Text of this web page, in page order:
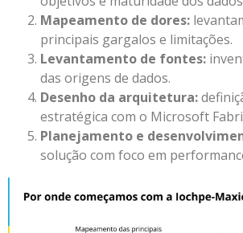
Mapeamento de dores:
principais gargalos e limitações.
Levantamento de fontes:
das origens de dados.
Desenho da arquitetura:
estratégica com o Microsoft
Planejamento e
solução com foco em